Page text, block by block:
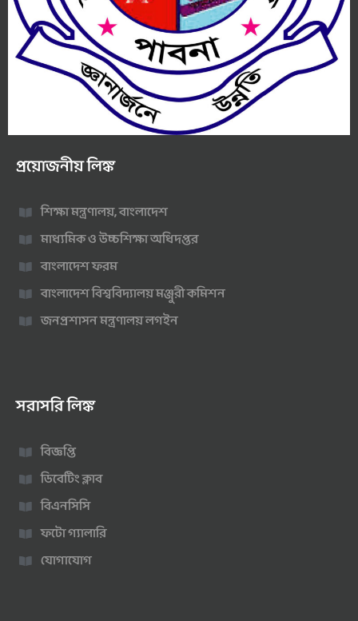
প্রয়োজনীয় লিঙ্ক
শিক্ষা মন্ত্রণালয়, বাংলাদেশ
মাধ্যমিক ও উচ্চশিক্ষা অধিদপ্তর
বাংলাদেশ ফরম
বাংলাদেশ বিশ্ববিদ্যালয় মঞ্জুরী কমিশন
জনপ্রশাসন মন্ত্রণালয় লগইন
সরাসরি লিঙ্ক
বিজ্ঞপ্তি
ডিবেটিং ক্লাব
বিএনসিসি
ফটো গ্যালারি
যোগাযোগ